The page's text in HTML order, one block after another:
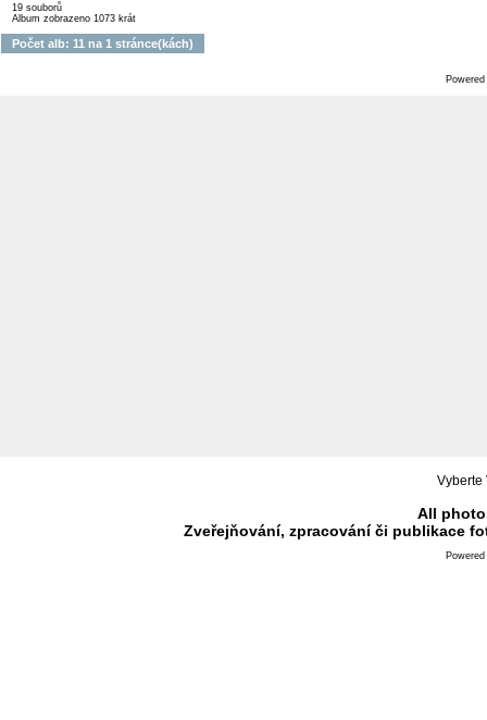
19 souborů
Album zobrazeno 1073 krát
Počet alb: 11 na 1 stránce(kách)
Vyberte
All
Zveřejňování, zpracování či publikace